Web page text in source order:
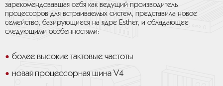
зарекомендовавшая себя как ведущий производитель
процессоров для встраиваемых систем, представила новое
семейство, базирующиеся на ядре Esther, и обладающее
следующими особенностями:
более высокие тактовые частоты
новая процессорная шина V4